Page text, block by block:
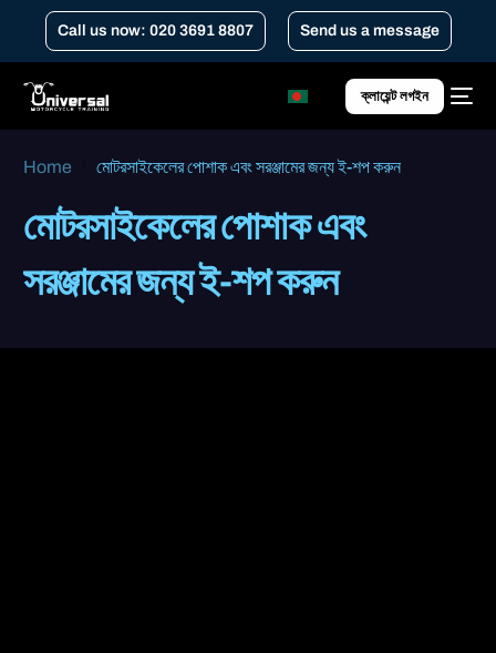
Call us now: 020 3691 8807 Send us a message
ক্লায়েন্ট লগইন
Home মোটরসাইকেলের পোশাক এবং সরঞ্জামের জন্য ই-শপ করুন
মোটরসাইকেলের পোশাক এবং
সরঞ্জামের জন্য ই-শপ করুন